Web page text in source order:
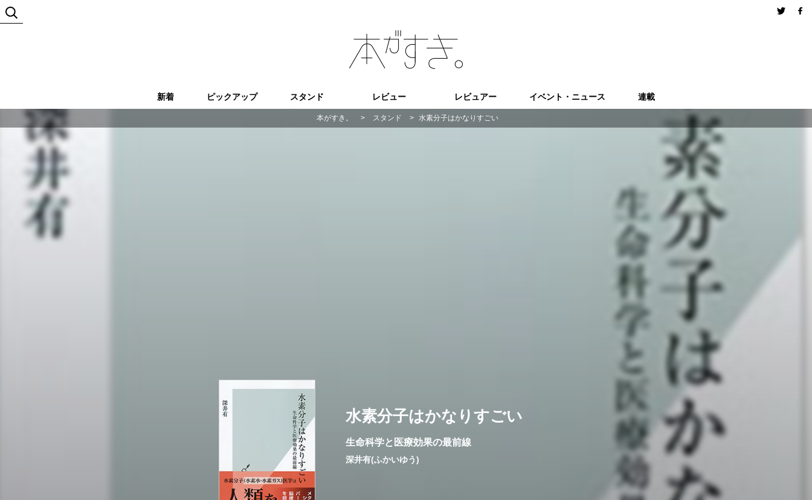
新着 ピックアップ スタンド レビュー レビュアー イベント・ニュース 連載
本がすき。 > スタンド > 水素分子はかなりすごい
水素分子はかなりすごい
生命科学と医療効果の最前線
深井有(ふかいゆう)